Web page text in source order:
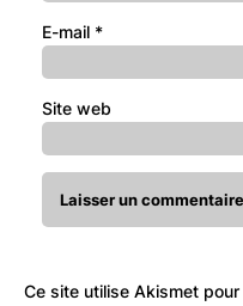
E-mail *
Site web
Ce site utilise Akismet